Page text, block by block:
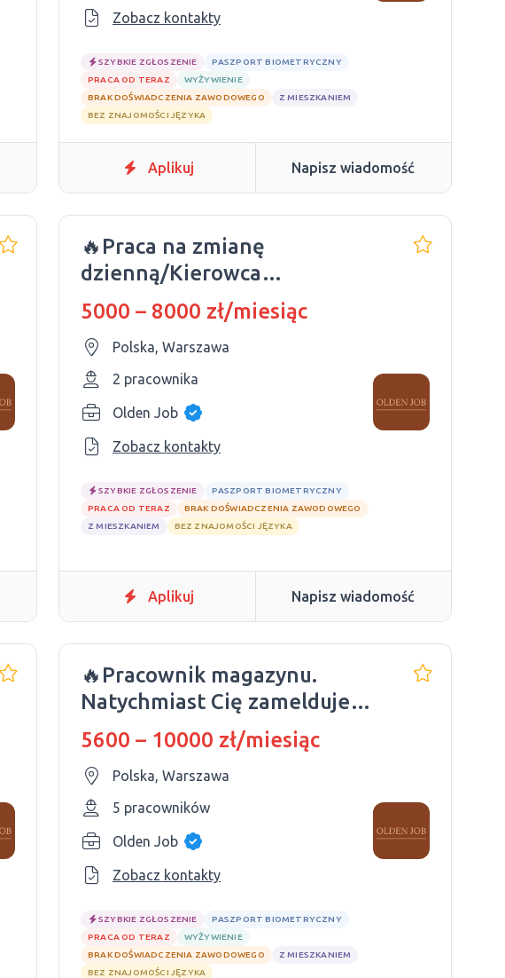
Zobacz kontakty
SZYBKIE ZGŁOSZENIE
PASZPORT BIOMETRYCZNY
PRACA OD TERAZ
WYŻYWIENIE
BRAK DOŚWIADCZENIA ZAWODOWEGO
Z MIESZKANIEM
BEZ ZNAJOMOŚCI JĘZYKA
Aplikuj Napisz wiadomość
🔥Praca na zmianę
dzienną/Kierowca
kurierski/Polskie prawo jazdy
5000 – 8000 zł/miesiąc
Polska, Warszawa
2 pracownika
Olden Job
Zobacz kontakty
SZYBKIE ZGŁOSZENIE
PASZPORT BIOMETRYCZNY
PRACA OD TERAZ
BRAK DOŚWIADCZENIA ZAWODOWEGO
Z MIESZKANIEM
BEZ ZNAJOMOŚCI JĘZYKA
Aplikuj Napisz wiadomość
🔥Pracownik magazynu.
Natychmiast Cię zameldujemy.
Obiady wliczone w cenę.
5600 – 10000 zł/miesiąc
Polska, Warszawa
5 pracowników
Olden Job
Zobacz kontakty
SZYBKIE ZGŁOSZENIE
PASZPORT BIOMETRYCZNY
PRACA OD TERAZ
WYŻYWIENIE
BRAK DOŚWIADCZENIA ZAWODOWEGO
Z MIESZKANIEM
BEZ ZNAJOMOŚCI JĘZYKA